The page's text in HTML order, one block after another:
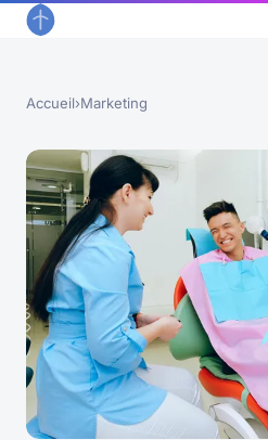
Accueil›Marketing